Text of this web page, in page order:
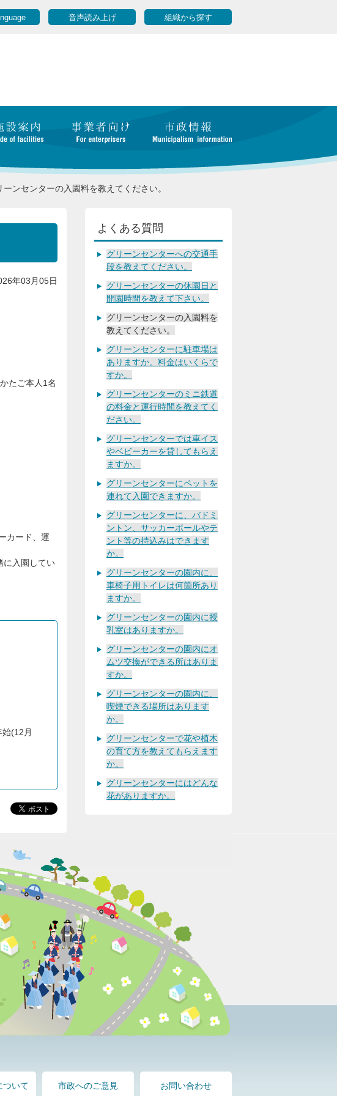
音声読み上げ 組織から探す
ーンセンターの入園料を教えてください。
年03月05日
たご本人1名
カード、運
に入園してい
(12月
よくある質問
グリーンセンターへの交通手
段を教えてください。
グリーンセンターの休園日と
開園時間を教えて下さい。
グリーンセンターの入園料を
教えてください。
グリーンセンターに駐車場は
ありますか。料金はいくらで
すか。
グリーンセンターのミニ鉄道
の料金と運行時間を教えてく
ださい。
グリーンセンターでは車イス
やベビーカーを貸してもらえ
ますか。
グリーンセンターにペットを
連れて入園できますか。
グリーンセンターに、バドミ
ントン、サッカーボールやテ
ント等の持込みはできます
か。
グリーンセンターの園内に、
車椅子用トイレは何箇所あり
ますか。
グリーンセンターの園内に授
乳室はありますか。
グリーンセンターの園内にオ
ムツ交換ができる所はありま
すか。
グリーンセンターの園内に、
喫煙できる場所はあります
か。
グリーンセンターで花や植木
の育て方を教えてもらえます
か。
グリーンセンターにはどんな
花がありますか。
ついて 市政へのご意見 お問い合わせ